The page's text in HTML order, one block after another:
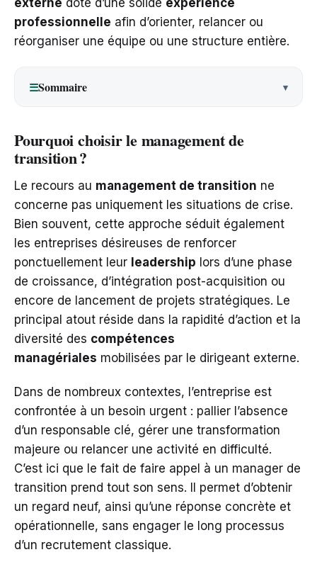
externe doté d’une solide expérience
professionnelle afin d’orienter, relancer ou
réorganiser une équipe ou une structure entière.
☰Sommaire
Pourquoi choisir le management de
transition ?
Le recours au management de transition ne
concerne pas uniquement les situations de crise.
Bien souvent, cette approche séduit également
les entreprises désireuses de renforcer
ponctuellement leur leadership lors d’une phase
de croissance, d’intégration post-acquisition ou
encore de lancement de projets stratégiques. Le
principal atout réside dans la rapidité d’action et la
diversité des compétences
managériales mobilisées par le dirigeant externe.
Dans de nombreux contextes, l’entreprise est
confrontée à un besoin urgent : pallier l’absence
d’un responsable clé, gérer une transformation
majeure ou relancer une activité en difficulté.
C’est ici que le fait de faire appel à un manager de
transition prend tout son sens. Il permet d’obtenir
un regard neuf, ainsi qu’une réponse concrète et
opérationnelle, sans engager le long processus
d’un recrutement classique.